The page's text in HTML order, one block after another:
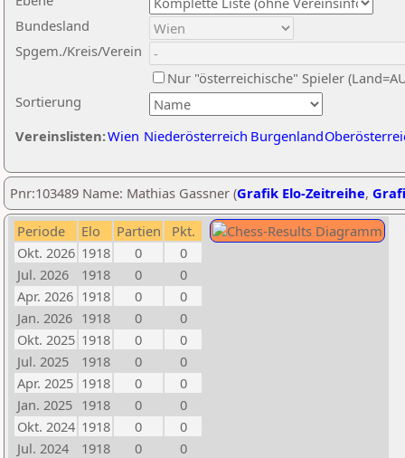
Sortierung
Bundesland
Spgem./Kreis/Verein
Nur "österreichische" Spieler
Vereinslisten:Wien Niederösterreich Burgenland
Pnr:103489 Name: Mathias Gassner (Grafik Elo-Zeitreihe,
Periode Elo Partien
Pkt.
Okt. 2026 1918 0
0
Jul. 2026
1918 0
0
Apr. 2026 1918 0
0
Jan. 2026 1918 0
0
Okt. 2025 1918 0
0
Jul. 2025
1918 0
0
Apr. 2025 1918 0
0
Jan. 2025 1918 0
0
Okt. 2024 1918 0
0
Jul. 2024
1918 0
0